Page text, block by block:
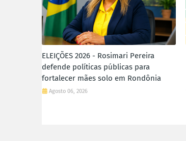
ELEIÇÕES 2026 - Rosimari Pereira
defende políticas públicas para
fortalecer mães solo em Rondônia
Agosto 06, 2026